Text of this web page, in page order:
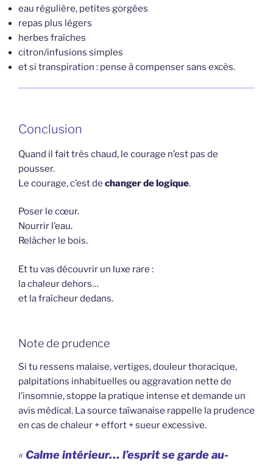
eau régulière, petites gorgées
repas plus légers
herbes fraîches
citron/infusions simples
et si transpiration : pense à compenser sans excès.
Conclusion
Quand il fait très chaud, le courage n’est pas de
pousser.
Le courage, c’est de changer de logique.
Poser le cœur.
Nourrir l’eau.
Relâcher le bois.
Et tu vas découvrir un luxe rare :
la chaleur dehors…
et la fraîcheur dedans.
Note de prudence
Si tu ressens malaise, vertiges, douleur thoracique,
palpitations inhabituelles ou aggravation nette de
l’insomnie, stoppe la pratique intense et demande un
avis médical. La source taïwanaise rappelle la prudence
en cas de chaleur + effort + sueur excessive.
« Calme intérieur… l’esprit se garde au-